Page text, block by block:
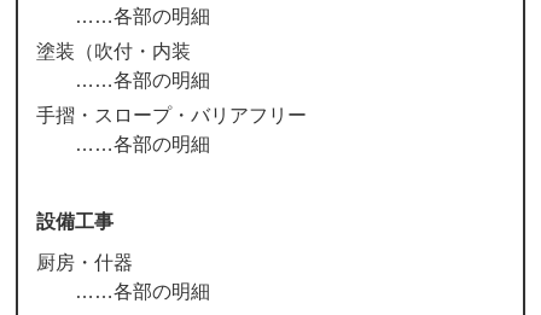
各部の明細
塗装（吹付・内装
各部の明細
手摺・スロープ・バリアフリー
各部の明細
設備工事
厨房・什器
各部の明細